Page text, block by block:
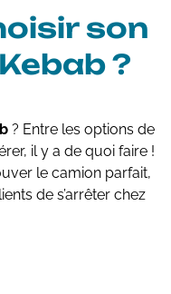
son
?
? Entre les options de
il y a de quoi faire !
le camion parfait,
de s’arrêter chez